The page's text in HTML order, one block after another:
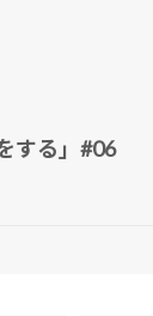
する」#06